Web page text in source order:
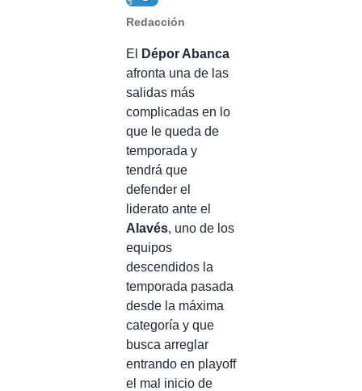
Redacción
El
Dépor Abanca
afronta una de las
salidas más
complicadas en lo
que le queda de
temporada y
tendrá que
defender el
liderato ante el
Alavés, uno de los
equipos
descendidos la
temporada pasada
desde la máxima
categoría y que
busca arreglar
entrando en playoff
el mal inicio de